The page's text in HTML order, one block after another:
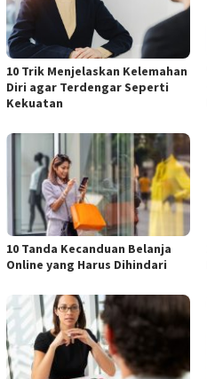
10 Trik Menjelaskan Kelemahan
Diri agar Terdengar Seperti
Kekuatan
10 Tanda Kecanduan Belanja
Online yang Harus Dihindari